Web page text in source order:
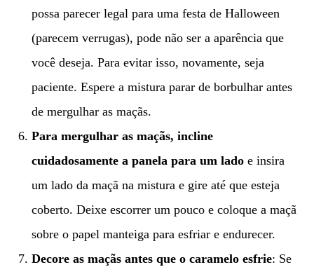
possa parecer legal para uma festa de Halloween
(parecem verrugas), pode não ser a aparência que
você deseja. Para evitar isso, novamente, seja
paciente. Espere a mistura parar de borbulhar antes
de mergulhar as maçãs.
Para mergulhar as maçãs, incline
cuidadosamente a panela para um lado e insira
um lado da maçã na mistura e gire até que esteja
coberto. Deixe escorrer um pouco e coloque a maçã
sobre o papel manteiga para esfriar e endurecer.
Decore as maçãs antes que o caramelo esfrie: Se